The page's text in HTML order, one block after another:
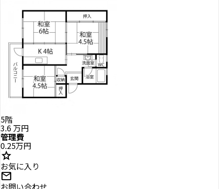
5階
3.6万円
管理費
0.25万円
star
お気に入り
mail
お問い合わせ